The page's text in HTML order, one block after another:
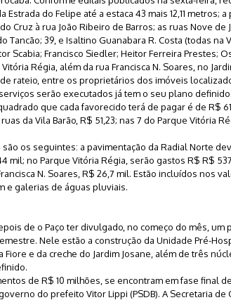
do Felipe até a estaca 43 mais 12,11 metros;
Cruz à rua João Ribeiro de Barros; as ruas Nove de
Tancão; 39, e Isaltino Guanabara R. Costa (todas na
Scabia; Francisco Siedler; Heitor Ferreira Prestes;
Régia, além da rua Francisca N. Soares, no
rateio, entre os proprietários dos imóveis
serão executados já tem o seu plano definido.
que cada favorecido terá de pagar é de R$
da Vila Barão, R$ 51,23; nas 7 do Parque Vitória
os seguintes: a pavimentação da Radial Norte
mil; no Parque Vitória Régia, serão gastos R$ R$
N. Soares, R$ 26,7 mil. Estão incluídos nos
e galerias de águas pluviais.
de o Paço ter divulgado, no começo do mês, um
Nele estão a construção da Unidade Pré-
e da creche do Jardim Josane, além de três
de R$ 10 milhões, se encontram em fase final
do prefeito Vitor Lippi (PSDB). A Secretaria de